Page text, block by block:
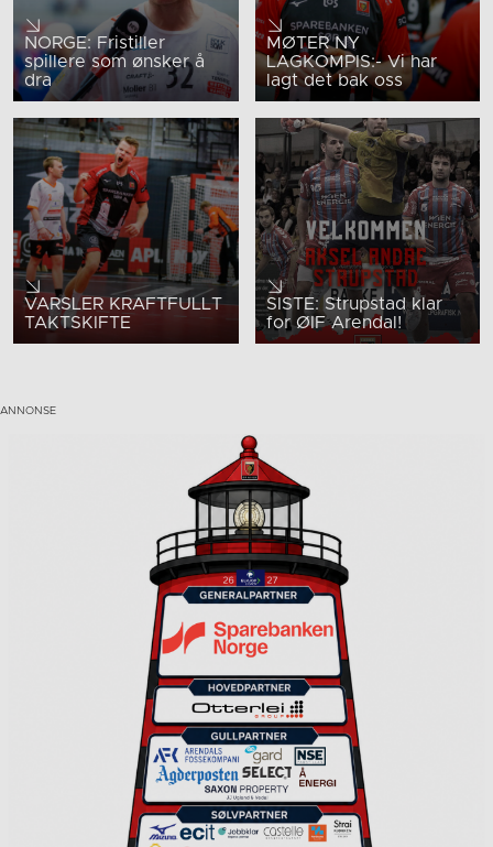
NORGE: Fristiller
spillere som ønsker å
dra
MØTER NY
LAGKOMPIS:- Vi har
lagt det bak oss
VARSLER KRAFTFULLT
TAKTSKIFTE
SISTE: Strupstad klar
for ØIF Arendal!